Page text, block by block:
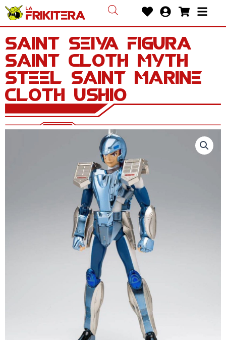
contenido
HeartUser-
circlecart
Bars
Saint Seiya Figura
Saint Cloth Myth
Steel Saint Marine
Cloth Ushio